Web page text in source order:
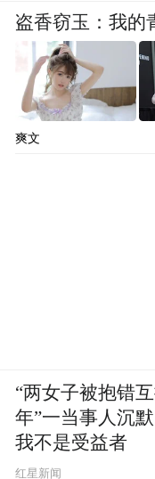
盗香窃玉：我的
爽文
“两女子被抱错
年”一当事人沉
我不是受益者
红星新闻